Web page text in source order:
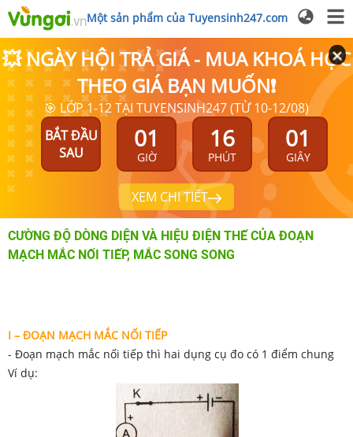
Một sản phẩm của Tuyensinh247.com
💥 NGÀY HỘI TRẢ GIÁ - MUA KHOÁ HỌC
THEO GIÁ BẠN MUỐN❗
🎯 LỚP 1-12 TẠI TUYENSINH247 (TỪ 10-12/08)
BẮT ĐẦU
SAU
01
GIỜ
16
PHÚT
01
GIÂY
XEM CHI TIẾT
CƯỜNG ĐỘ DÒNG DIỆN VÀ HIỆU ĐIỆN THẾ CỦA ĐOẠN
MẠCH MẮC NỐI TIẾP, MẮC SONG SONG
I – ĐOẠN MẠCH MẮC NỐI TIẾP
- Đoạn mạch mắc nối tiếp thì hai dụng cụ đo có 1 điểm chung
Ví dụ: